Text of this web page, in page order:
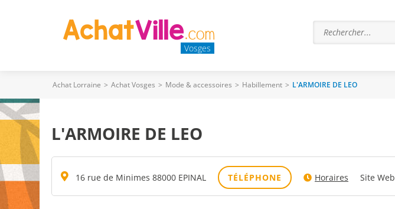
Vosges
Achat Lorraine > Achat Vosges > Mode & accessoires > Habillement > L'ARMOIRE DE LEO
L'ARMOIRE DE LEO
16 rue de Minimes 88000 EPINAL TÉLÉPHONE Horaires Site Web